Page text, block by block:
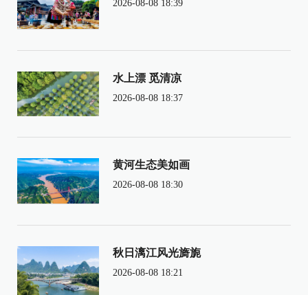
2026-08-08 18:39
水上漂 觅清凉
2026-08-08 18:37
黄河生态美如画
2026-08-08 18:30
秋日漓江风光旖旎
2026-08-08 18:21